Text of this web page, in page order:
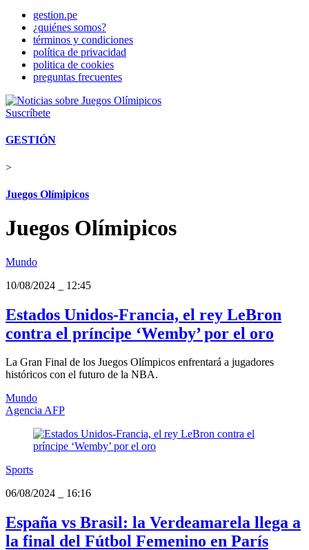
gestion.pe
¿quiénes somos?
términos y condiciones
política de privacidad
politica de cookies
preguntas frecuentes
Suscríbete
GESTIÓN
>
Juegos Olímipicos
Juegos Olímipicos
Mundo
10/08/2024
12:45
Estados Unidos-Francia, el rey LeBron
contra el príncipe ‘Wemby’ por el oro
La Gran Final de los Juegos Olímpicos enfrentará a jugadores
históricos con el futuro de la NBA.
Mundo
Agencia AFP
Sports
06/08/2024
16:16
España vs Brasil: la Verdeamarela llega a
la final del Fútbol Femenino en París